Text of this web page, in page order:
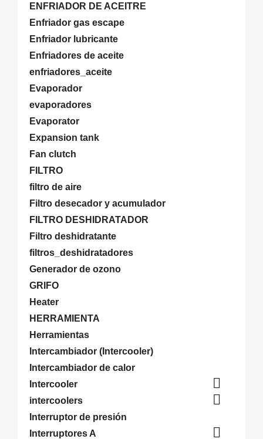
ENFRIADOR DE ACEITRE
Enfriador gas escape
Enfriador lubricante
Enfriadores de aceite
enfriadores_aceite
Evaporador
evaporadores
Evaporator
Expansion tank
Fan clutch
FILTRO
filtro de aire
Filtro desecador y acumulador
FILTRO DESHIDRATADOR
Filtro deshidratante
filtros_deshidratadores
Generador de ozono
GRIFO
Heater
HERRAMIENTA
Herramientas
Intercambiador (Intercooler)
Intercambiador de calor
Intercooler

intercoolers 
Interruptor de presión
Interruptores A
